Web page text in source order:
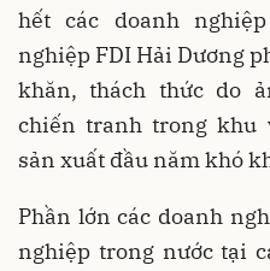
hết các doanh
nghiệp FDI Hải Dương
khăn, thách thức do
chiến tranh trong khu
sản xuất đầu năm khó
Phần lớn các doanh
nghiệp trong nước tại